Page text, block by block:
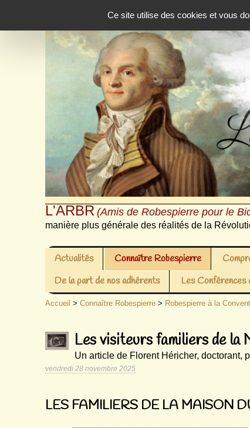
Ce site utilise des cookies et vous
L'ARBR (Amis de Robespierre pour le
manière plus générale des réalités de la
Actualités Connaître Robespierre
De la part de nos adhérents
Les Conférences
Accueil >Connaître Robespierre > Robespierre à la
Les visiteurs familiers de la
Un article de Florent Héricher, doctorant,
vendredi 28 novembre 2025
LES FAMILIERS DE LA MAISON